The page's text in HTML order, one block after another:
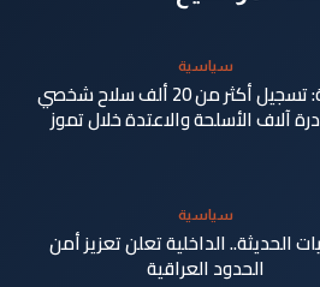
سياسية
الداخلية: تسجيل أكثر من 20 ألف سلاح شخصي
آلاف الأسلحة والاعتدة خلال تموز
سياسية
الحديثة.. الداخلية تعلن تعزيز أمن
الحدود العراقية